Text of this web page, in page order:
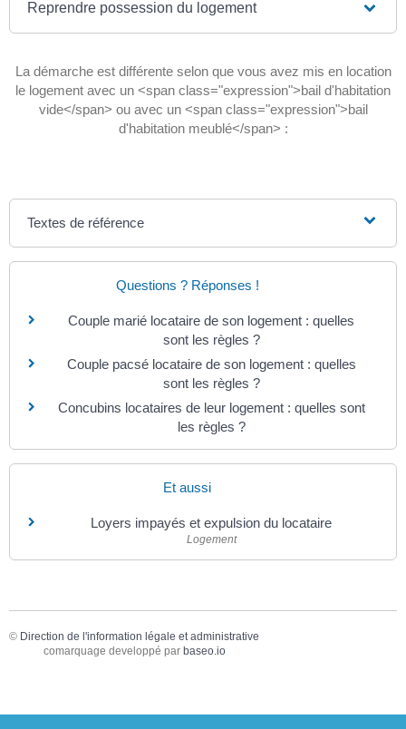
Reprendre possession du logement
La démarche est différente selon que vous avez mis en location
le logement avec un <span class="expression">bail d'habitation
vide</span> ou avec un <span class="expression">bail
d'habitation meublé</span> :
Textes de référence
Questions ? Réponses !
Couple marié locataire de son logement : quelles
sont les règles ?
Couple pacsé locataire de son logement : quelles
sont les règles ?
Concubins locataires de leur logement : quelles sont
les règles ?
Et aussi
Loyers impayés et expulsion du locataire
Logement
© Direction de l'information légale et administrative
comarquage developpé par baseo.io